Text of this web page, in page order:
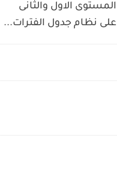
المستوى الاول والثانى
على نظام جدول الفترات...